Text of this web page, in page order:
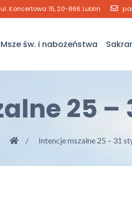
ul. Koncertowa 15, 20-866 Lublin
Msze św. i nabożeństwa
25 –
Intencje mszalne 25 – 31